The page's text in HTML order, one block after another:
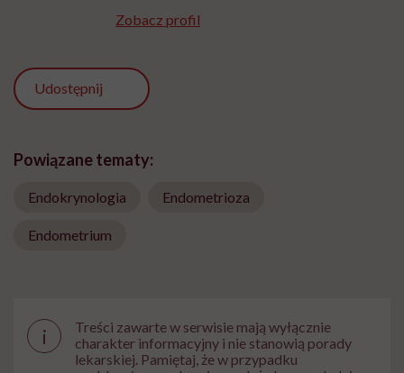
Zobacz profil
Udostępnij
Powiązane tematy:
Endokrynologia Endometrioza
Endometrium
i
Treści zawarte w serwisie mają wyłącznie
charakter informacyjny i nie stanowią porady
lekarskiej. Pamiętaj, że w przypadku